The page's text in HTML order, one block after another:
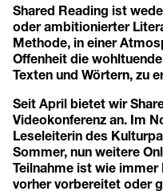
Shared Reading ist
oder ambitionierter
Methode, in einer
Offenheit die
Texten und Wörtern, zu
Seit April bietet wir
Videokonferenz an. Im
Leseleiterin des
Sommer, nun weitere
Teilnahme ist wie
vorher vorbereitet oder